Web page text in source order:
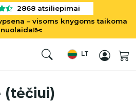
– visoms knygoms taikoma
nuolaida!✂️
2868 atsiliepimai
LT
(tėčiui)